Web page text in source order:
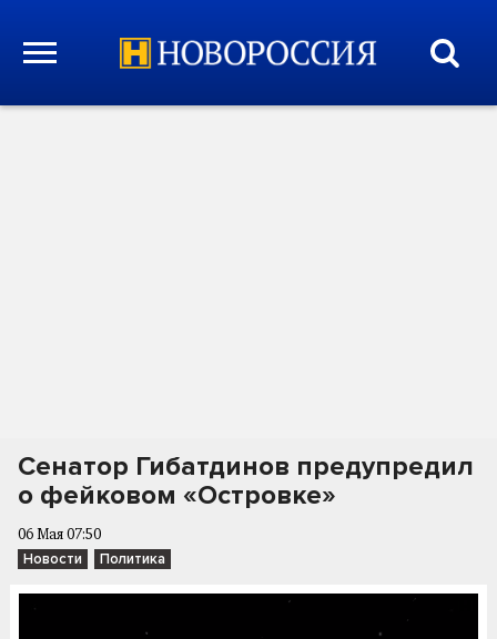
Сенатор Гибатдинов предупредил
о фейковом «Островке»
06 Мая 07:50
Новости Политика